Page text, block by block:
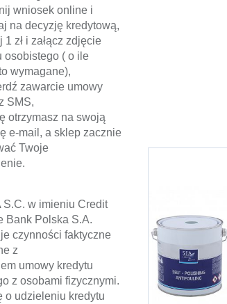
wniosek online i
na decyzję kredytową,
1 zł i załącz zdjęcie
osobistego ( o ile
wymagane),
zawarcie umowy
SMS,
otrzymasz na swoją
e-mail, a sklep zacznie
Twoje
S.C. w imieniu Credit
Bank Polska S.A.
czynności faktyczne
z
umowy kredytu
z osobami fizycznymi.
o udzieleniu kredytu